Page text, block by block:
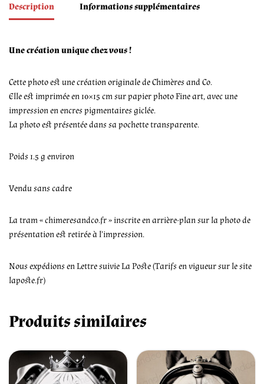
Description Informations supplémentaires
Une création unique chez vous !
Cette photo est une création originale de Chimères and Co.
Elle est imprimée en 10×15 cm sur papier photo Fine art, avec une
impression en encres pigmentaires giclée.
La photo est présentée dans sa pochette transparente.
Poids 1.5 g environ
Vendu sans cadre
La tram « chimeresandco.fr » inscrite en arrière-plan sur la photo de
présentation est retirée à l’impression.
Nous expédions en Lettre suivie La Poste (Tarifs en vigueur sur le site
laposte.fr)
Produits similaires